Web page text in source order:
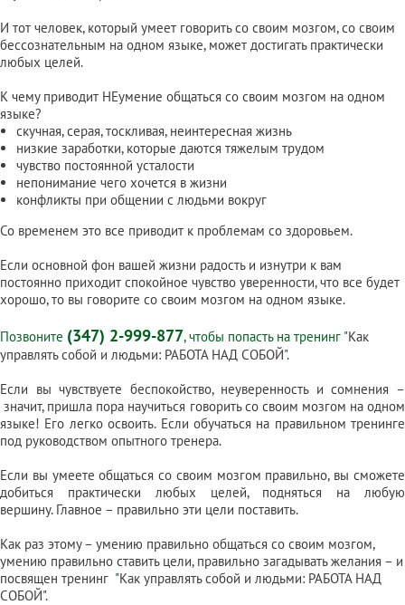
И тот человек, который умеет говорить со своим мозгом, со своим
бессознательным на одном языке, может достигать практически
любых целей.
К чему приводит НЕумение общаться со своим мозгом на одном
языке?
скучная, серая, тоскливая, неинтересная жизнь
низкие заработки, которые даются тяжелым трудом
чувство постоянной усталости
непонимание чего хочется в жизни
конфликты при общении с людьми вокруг
Со временем это все приводит к проблемам со здоровьем.
Если основной фон вашей жизни радость и изнутри к вам
постоянно приходит спокойное чувство уверенности, что все будет
хорошо, то вы говорите со своим мозгом на одном языке.
Позвоните (347) 2-999-877, чтобы попасть на тренинг "Как
управлять собой и людьми: РАБОТА НАД СОБОЙ".
Если вы чувствуете беспокойство, неуверенность и сомнения –
значит, пришла пора научиться говорить со своим мозгом на одном
языке! Его легко освоить. Если обучаться на правильном тренинге
под руководством опытного тренера.
Если вы умеете общаться со своим мозгом правильно, вы сможете
добиться практически любых целей, подняться на любую
вершину. Главное – правильно эти цели поставить.
Как раз этому – умению правильно общаться со своим мозгом,
умению правильно ставить цели, правильно загадывать желания – и
посвящен тренинг "Как управлять собой и людьми: РАБОТА НАД
СОБОЙ".